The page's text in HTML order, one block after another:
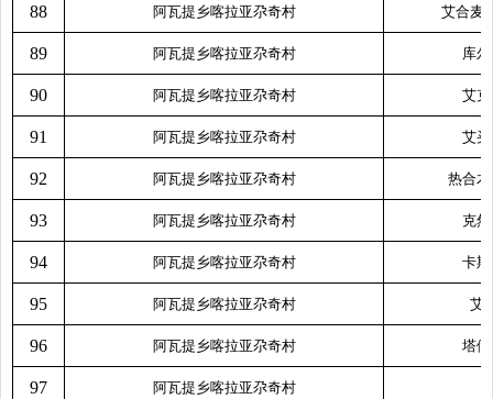
88 阿瓦提乡喀拉亚尕奇村 艾合麦
89 阿瓦提乡喀拉亚尕奇村 库
90 阿瓦提乡喀拉亚尕奇村 艾克
91 阿瓦提乡喀拉亚尕奇村 艾买
92 阿瓦提乡喀拉亚尕奇村 热合木
93 阿瓦提乡喀拉亚尕奇村 克然
94 阿瓦提乡喀拉亚尕奇村 卡斯
95 阿瓦提乡喀拉亚尕奇村 艾
96 阿瓦提乡喀拉亚尕奇村 塔伊
97 阿瓦提乡喀拉亚尕奇村